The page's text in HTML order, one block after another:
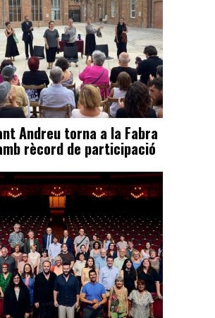
Andreu torna a la Fabra
rècord de participació